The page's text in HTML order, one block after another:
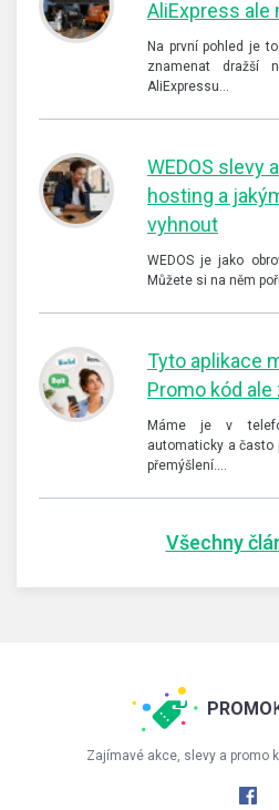
AliExpress ale
Na první pohled je
znamenat dražší
AliExpressu…
WEDOS slevy
hosting a
vyhnout
WEDOS je jako
Můžete si na něm
Tyto aplikace
Promo kód
Máme je v
automaticky a často
přemýšlení.…
Všechny
PROMO
Zajímavé akce, slevy a promo